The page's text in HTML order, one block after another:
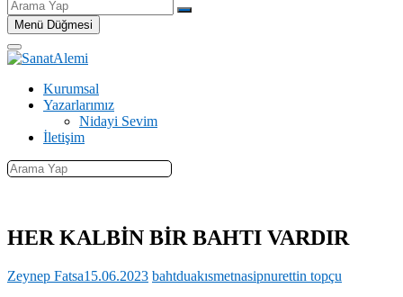
Arama
YapMenü Düğmesi
Kurumsal
Yazarlarımız
Nidayi Sevim
İletişim
HER KALBİN BİR BAHTI VARDIR
Zeynep Fatsa15.06.2023 bahtduakısmetnasipnurettin topçu